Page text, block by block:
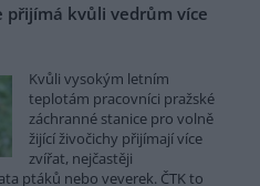
přijímá kvůli vedrům více
Kvůli vysokým letním
teplotám pracovníci pražské
záchranné stanice pro volně
žijící živočichy přijímají více
zvířat, nejčastěji
ptáků nebo veverek. ČTK to